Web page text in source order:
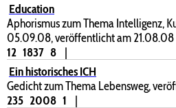
Education
Aphorismus zum Thema Intelligenz,
05.09.08, veröffentlicht am 21.08.08
12 1837 8
|
Ein historisches ICH
Gedicht zum Thema Lebensweg,
235 2008 1
|